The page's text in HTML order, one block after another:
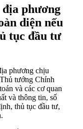
địa phương
diện nếu
tục đầu tư
phương chịu
tướng Chính
và các cơ quan
và thông tin, số
thủ tục đầu tư,